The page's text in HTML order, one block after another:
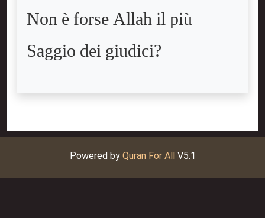
Non è forse Allah il più
Saggio dei giudici?
Powered by Quran For AllV5.1